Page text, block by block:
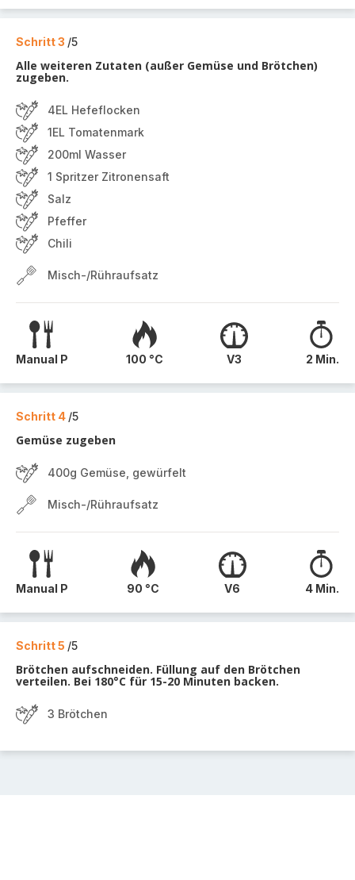
Schritt 3 /5
Alle weiteren Zutaten (außer Gemüse und Brötchen)
zugeben.
4EL Hefeflocken
1EL Tomatenmark
200ml Wasser
1 Spritzer Zitronensaft
Salz
Pfeffer
Chili
Misch-/Rühraufsatz
Manual P 100 °C V3 2 Min.
Schritt 4 /5
Gemüse zugeben
400g Gemüse, gewürfelt
Misch-/Rühraufsatz
Manual P 90 °C V6 4 Min.
Schritt 5 /5
Brötchen aufschneiden. Füllung auf den Brötchen
verteilen. Bei 180°C für 15-20 Minuten backen.
3 Brötchen